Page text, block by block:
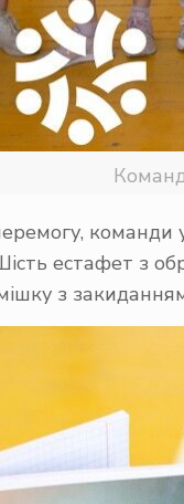
команди
естафет з
з